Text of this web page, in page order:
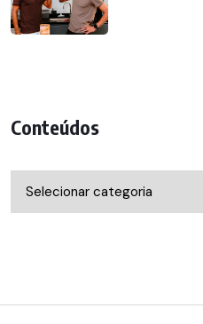
Conteúdos
Conteúdos